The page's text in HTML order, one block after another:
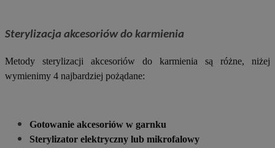
Sterylizacja akcesoriów do karmienia
Metody sterylizacji akcesoriów do karmienia są różne, niżej
wymienimy 4 najbardziej pożądane:
Gotowanie akcesoriów w garnku
Sterylizator elektryczny lub mikrofalowy